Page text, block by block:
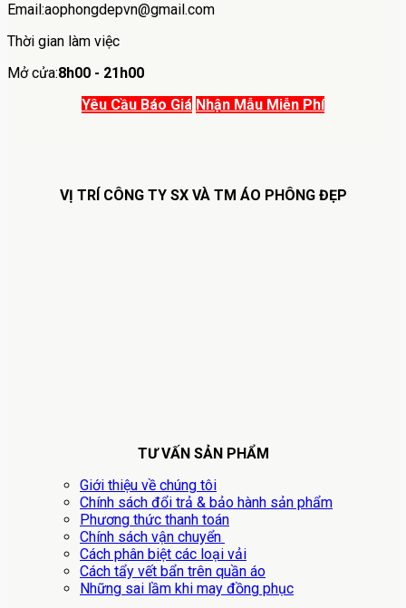
Email:aophongdepvn@gmail.com
Thời gian làm việc
Mở cửa:8h00 - 21h00
Yêu Cầu Báo Giá Nhận Mẫu Miễn Phí
VỊ TRÍ CÔNG TY SX VÀ TM ÁO PHÔNG ĐẸP
TƯ VẤN SẢN PHẨM
Giới thiệu về chúng tôi
Chính sách đổi trả & bảo hành sản phẩm
Phương thức thanh toán
Chính sách vận chuyển
Cách phân biệt các loại vải
Cách tẩy vết bẩn trên quần áo
Những sai lầm khi may đồng phục